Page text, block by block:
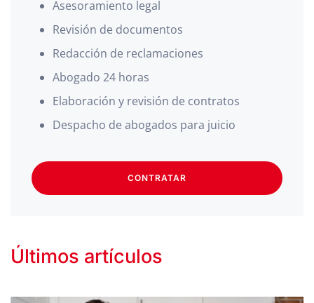
Asesoramiento legal
Revisión de documentos
Redacción de reclamaciones
Abogado 24 horas
Elaboración y revisión de contratos
Despacho de abogados para juicio
CONTRATAR
Últimos artículos